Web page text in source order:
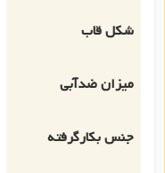
شکل قاب
میزان ضدآبی
جنس بکارگرفته